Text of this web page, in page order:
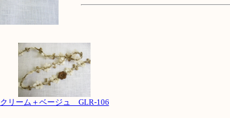
クリーム＋ベージュ GLR-106